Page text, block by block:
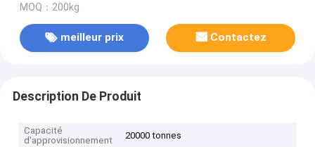
MOQ：200kg
meilleur prix Contactez
Description De Produit
Capacité
d'approvisionnement
20000 tonnes